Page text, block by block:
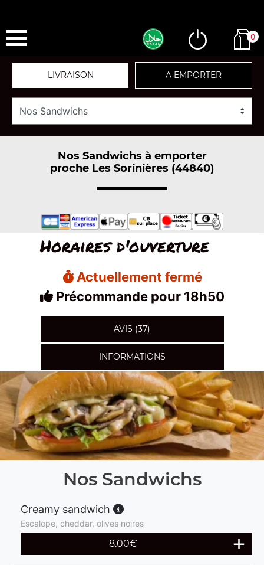
0
LIVRAISON A EMPORTER
Nos Sandwichs à emporter
proche Les Sorinières (44840)
Horaires d'ouverture
Actuellement fermé
Précommande pour 18h50
AVIS (37)
INFORMATIONS
Nos Sandwichs
Creamy sandwich
Escalope, cheddar, olives noires
8.00€